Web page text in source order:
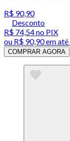
R$ 90,90
Desconto
R$ 74,54no PIX
ou R$ 90,90em até
COMPRAR AGORA